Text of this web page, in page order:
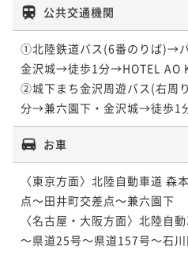
公共交通機関
①北陸鉄道バス(6番のりば)→
金沢城→徒歩1分→HOTEL AO
②城下まち金沢周遊バス(右周
分→兼六園下・金沢城→徒歩1
お車
〈東京方面〉北陸自動車道 森
点～田井町交差点～兼六園下
〈名古屋・大阪方面〉北陸自
～県道25号～県道157号～石